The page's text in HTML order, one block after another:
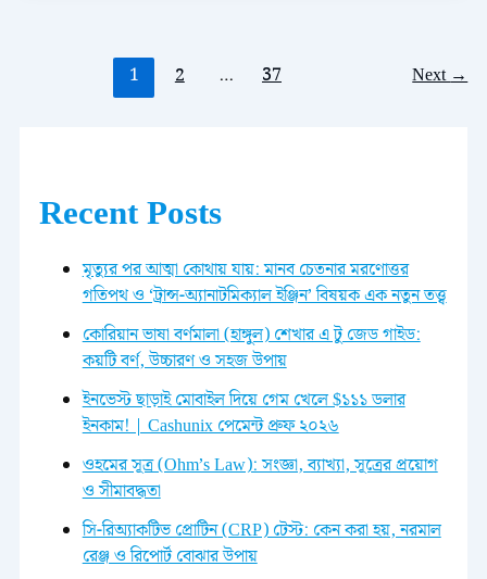
1 2 … 37 Next→
Recent Posts
মৃত্যুর পর আত্মা কোথায় যায়: মানব চেতনার মরণোত্তর
গতিপথ ও ‘ট্রান্স-অ্যানাটমিক্যাল ইঞ্জিন’ বিষয়ক এক নতুন তত্ত্ব
কোরিয়ান ভাষা বর্ণমালা (হাঙ্গুল) শেখার এ টু জেড গাইড:
কয়টি বর্ণ, উচ্চারণ ও সহজ উপায়
ইনভেস্ট ছাড়াই মোবাইল দিয়ে গেম খেলে $১১১ ডলার
ইনকাম! | Cashunix পেমেন্ট প্রুফ ২০২৬
ওহমের সূত্র (Ohm’s Law): সংজ্ঞা, ব্যাখ্যা, সূত্রের প্রয়োগ
ও সীমাবদ্ধতা
সি-রিঅ্যাকটিভ প্রোটিন (CRP) টেস্ট: কেন করা হয়, নরমাল
রেঞ্জ ও রিপোর্ট বোঝার উপায়